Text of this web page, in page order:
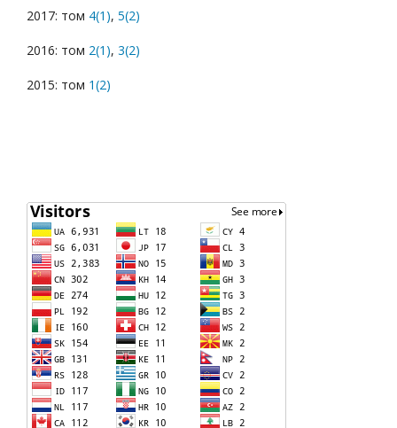
2017: том 4(1), 5(2)
2016: том 2(1), 3(2)
2015: том 1(2)